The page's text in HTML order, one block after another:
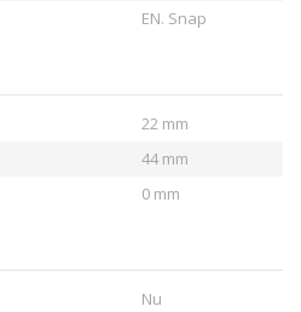
EN. Snap
22 mm
44 mm
0 mm
Nu